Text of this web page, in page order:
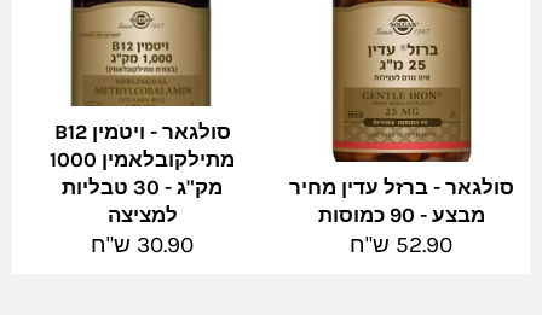
סולגאר - ויטמין B12
מתילקובלאמין 1000
מק"ג - 30 טבליות
למציצה
מחיר
30.90 ש"ח
סולגאר - ברזל עדין מחיר
מבצע - 90 כמוסות
מחיר
52.90 ש"ח